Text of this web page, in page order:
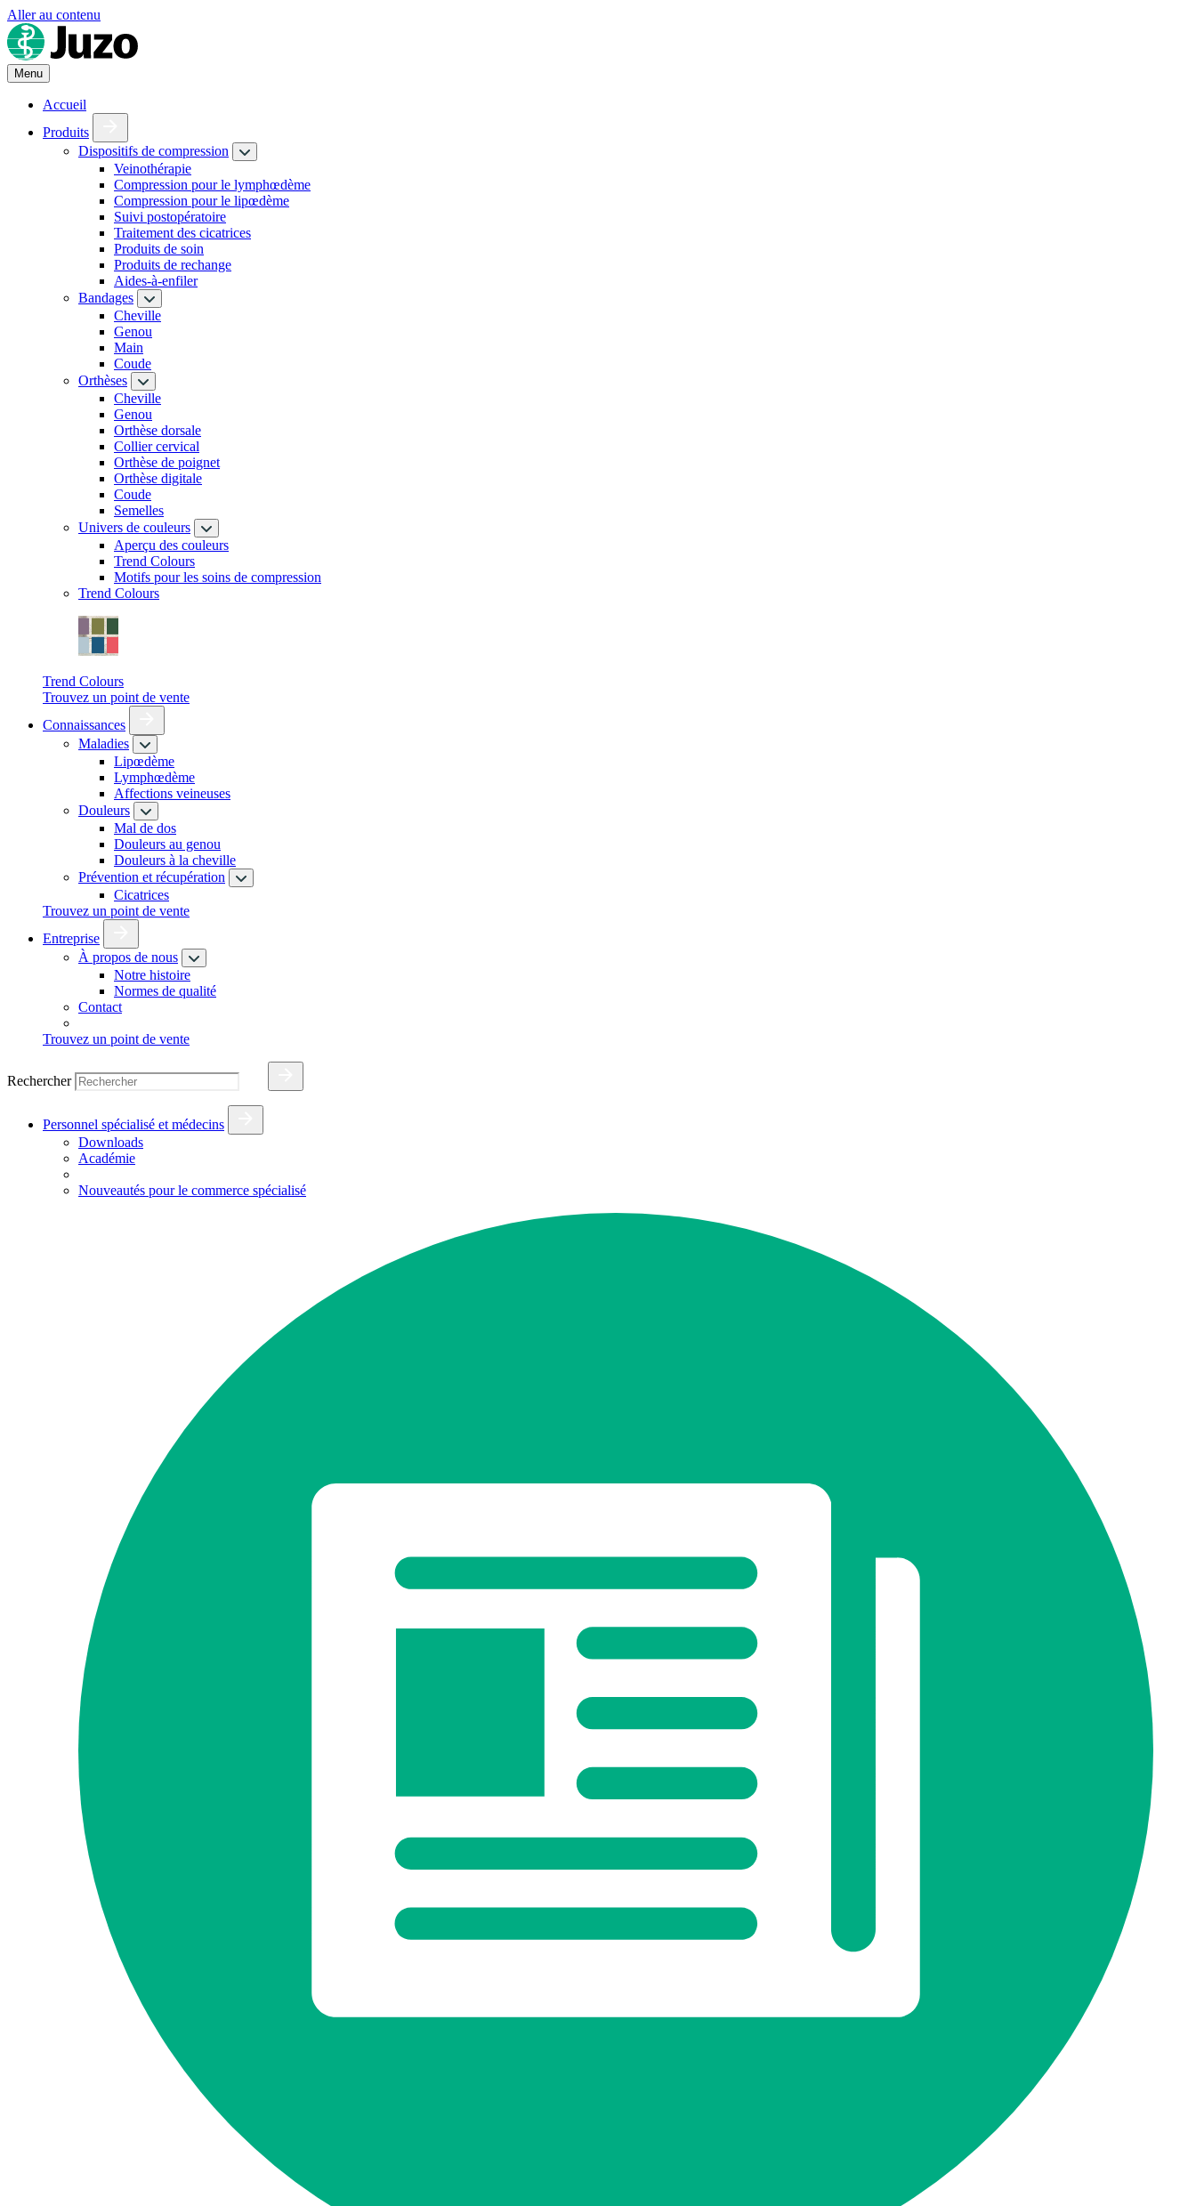
Aller au contenu
Menu
Accueil
Produits
Dispositifs de compression
Veinothérapie
Compression pour le lymphœdème
Compression pour le lipœdème
Suivi postopératoire
Traitement des cicatrices
Produits de soin
Produits de rechange
Aides-à-enfiler
Bandages
Cheville
Genou
Main
Coude
Orthèses
Cheville
Genou
Orthèse dorsale
Collier cervical
Orthèse de poignet
Orthèse digitale
Coude
Semelles
Univers de couleurs
Aperçu des couleurs
Trend Colours
Motifs pour les soins de compression
Trend Colours
Trend Colours
Trouvez un point de vente
Connaissances
Maladies
Lipœdème
Lymphœdème
Affections veineuses
Douleurs
Mal de dos
Douleurs au genou
Douleurs à la cheville
Prévention et récupération
Cicatrices
Trouvez un point de vente
Entreprise
À propos de nous
Notre histoire
Normes de qualité
Contact
Trouvez un point de vente
Rechercher
Personnel spécialisé et médecins
Downloads
Académie
Nouveautés pour le commerce spécialisé